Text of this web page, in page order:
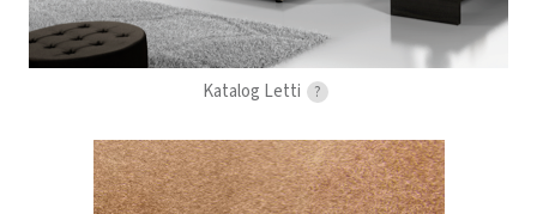
Katalog Letti ?